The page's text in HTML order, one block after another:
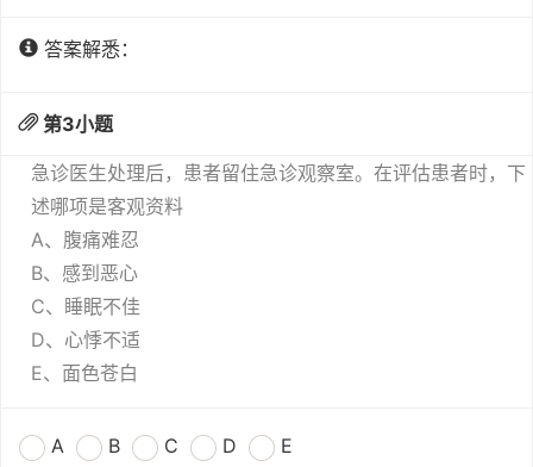
答案解悉：
第3小题
急诊医生处理后，患者留住急诊观察室。在评估患者时，下
述哪项是客观资料
A、腹痛难忍
B、感到恶心
C、睡眠不佳
D、心悸不适
E、面色苍白
A B C D E